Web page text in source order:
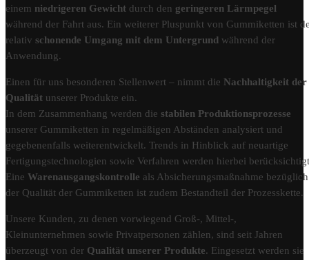
einem niedrigeren Gewicht durch den geringeren Lärmpegel
während der Fahrt aus. Ein weiterer Pluspunkt von Gummiketten ist
relativ schonende Umgang mit dem Untergrund während der
Anwendung.
Einen für uns besonderen Stellenwert – nimmt die Nachhaltigkeit der
Qualität unserer Produkte ein.
In dem Zusammenhang werden die stabilen Produktionsprozesse
unserer Gummiketten in regelmäßigen Abständen analysiert und
gegebenenfalls weiterentwickelt. Trends in Hinblick auf neuartige
Fertigungstechnologien sowie Verfahren werden hierbei
Eine Warenausgangskontrolle als Absicherungsmaßnahme bezüglich
der Qualität der Gummiketten ist zudem Bestandteil der Prozesskette.
Unsere Kunden, zu denen vorwiegend Groß-, Mittel-,
Kleinunternehmen sowie Privatpersonen zählen, sind seit Jahren
überzeugt von der Qualität unserer Produkte. Eingesetzt werden sie